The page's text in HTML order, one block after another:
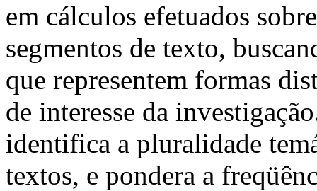
em cálculos efetuados
segmentos de texto,
que representem formas
de interesse da
identifica a pluralidade
textos, e pondera a